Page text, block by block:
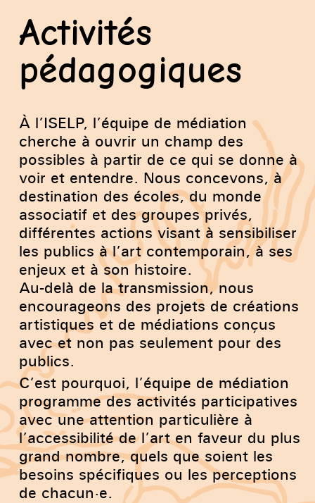
Activités
pédagogiques
À l’ISELP, l’équipe de médiation
cherche à ouvrir un champ des
possibles à partir de ce qui se donne à
voir et entendre. Nous concevons, à
destination des écoles, du monde
associatif et des groupes privés,
différentes actions visant à sensibiliser
les publics à l’art contemporain, à ses
enjeux et à son histoire.
Au-delà de la transmission, nous
encourageons des projets de créations
artistiques et de médiations conçus
avec et non pas seulement pour des
publics.
C’est pourquoi, l’équipe de médiation
programme des activités participatives
avec une attention particulière à
l’accessibilité de l’art en faveur du plus
grand nombre, quels que soient les
besoins spécifiques ou les perceptions
de chacun·e.